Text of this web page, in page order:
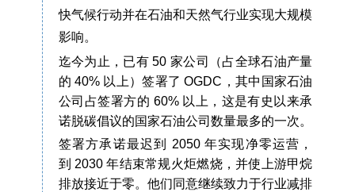
快气候行动并在石油和天然气行业实现大规模
影响。
迄今为止，已有 50 家公司（占全球石油产量
的 40% 以上）签署了 OGDC，其中国家石油
公司占签署方的 60% 以上，这是有史以来承
诺脱碳倡议的国家石油公司数量最多的一次。
签署方承诺最迟到 2050 年实现净零运营，
到 2030 年结束常规火炬燃烧，并使上游甲烷
排放接近于零。他们同意继续致力于行业减排